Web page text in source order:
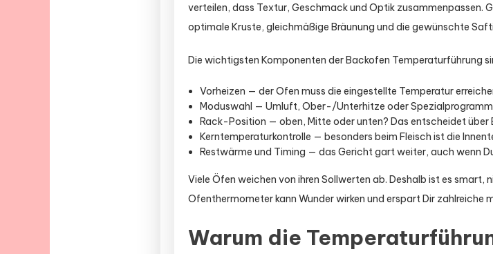
verteilen, dass Textur, Geschmack und Optik zusammenpassen.
optimale Kruste, gleichmäßige Bräunung und die gewünschte
Die wichtigsten Komponenten der Backofen Temperaturführung
Vorheizen — der Ofen muss die eingestellte Temperatur
Moduswahl — Umluft, Ober-/Unterhitze oder
Rack-Position — oben, Mitte oder unten? Das entscheidet über
Kerntemperaturkontrolle — besonders beim Fleisch ist die
Restwärme und Timing — das Gericht gart weiter, auch wenn
Viele Öfen weichen von ihren Sollwerten ab. Deshalb ist es smart,
Ofenthermometer kann Wunder wirken und erspart Dir zahlreiche
Warum die